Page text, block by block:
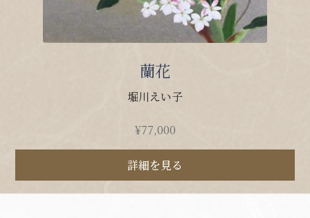
蘭花
堀川えい子
¥77,000
詳細を見る